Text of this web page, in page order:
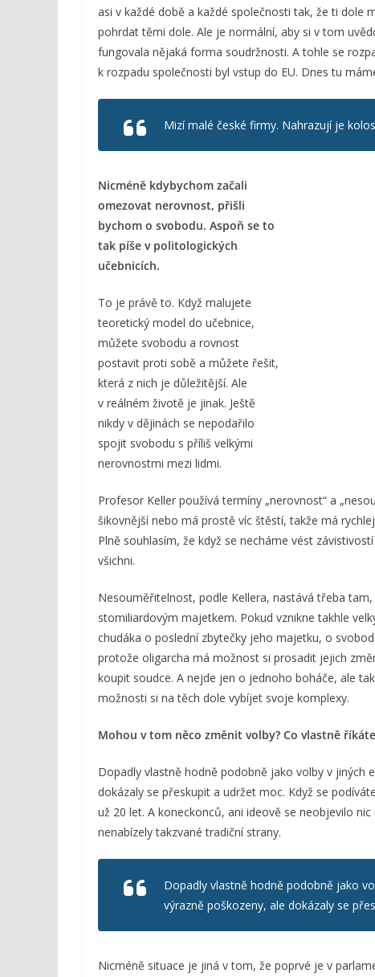
asi v každé době a každé společnosti tak, že ti
pohrdat těmi dole. Ale je normální, aby si v tom
fungovala nějaká forma soudržnosti. A tohle se
k rozpadu společnosti byl vstup do EU. Dnes tu
Mizí malé české firmy. Nahrazují je
Nicméně kdybychom začali
omezovat nerovnost, přišli
bychom o svobodu. Aspoň se to
tak píše v politologických
učebnicích.
To je právě to. Když malujete
teoretický model do učebnice,
můžete svobodu a rovnost
postavit proti sobě a můžete řešit,
která z nich je důležitější. Ale
v reálném životě je jinak. Ještě
nikdy v dějinách se nepodařilo
spojit svobodu s příliš velkými
nerovnostmi mezi lidmi.
Profesor Keller používá termíny „nerovnost“ a
šikovnější nebo má prostě víc štěstí, takže má
Plně souhlasím, že když se necháme vést
všichni.
Nesouměřitelnost, podle Kellera, nastává třeba
stomiliardovým majetkem. Pokud vznikne takhle
chudáka o poslední zbytečky jeho majetku, o
protože oligarcha má možnost si prosadit jejich
koupit soudce. A nejde jen o jednoho boháče, ale
možnosti si na těch dole vybíjet svoje komplexy.
Mohou v tom něco změnit volby? Co vlastně
Dopadly vlastně hodně podobně jako volby v jiných
dokázaly se přeskupit a udržet moc. Když se
už 20 let. A koneckonců, ani ideově se neobjevilo
nenabízely takzvané tradiční strany.
Dopadly vlastně hodně podobně jako
výrazně poškozeny, ale dokázaly se
Nicméně situace je jiná v tom, že poprvé je v